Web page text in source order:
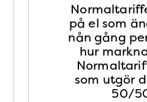
på el som
nån gång
hur
som utgör
50/